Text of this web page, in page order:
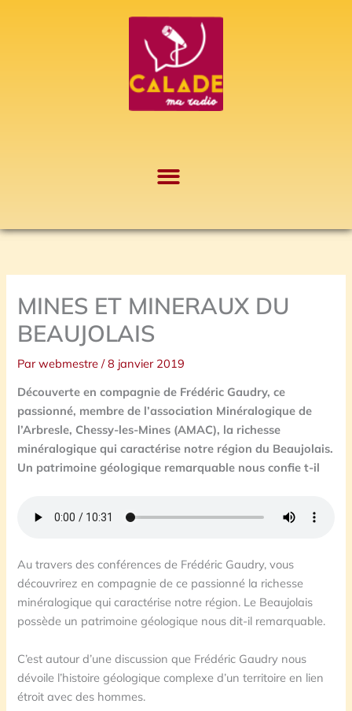
MINES ET MINERAUX DU
BEAUJOLAIS
Parwebmestre/8 janvier 2019
Découverte en compagnie de Frédéric Gaudry, ce
passionné, membre de l’association Minéralogique de
l’Arbresle, Chessy-les-Mines (AMAC), la richesse
minéralogique qui caractérise notre région du Beaujolais.
Un patrimoine géologique remarquable nous confie t-il
Au travers des conférences de Frédéric Gaudry, vous
découvrirez en compagnie de ce passionné la richesse
minéralogique qui caractérise notre région. Le Beaujolais
possède un patrimoine géologique nous dit-il remarquable.
C’est autour d’une discussion que Frédéric Gaudry nous
dévoile l’histoire géologique complexe d’un territoire en lien
étroit avec des hommes.